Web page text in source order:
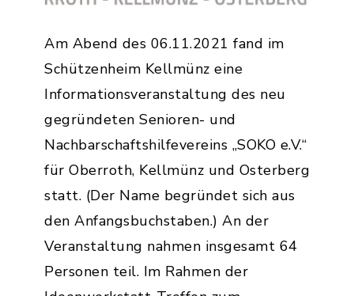
Am Abend des 06.11.2021 fand im
Schützenheim Kellmünz eine
Informationsveranstaltung des neu
gegründeten Senioren- und
Nachbarschaftshilfevereins „SOKO e.V.“
für Oberroth, Kellmünz und Osterberg
statt. (Der Name begründet sich aus
den Anfangsbuchstaben.) An der
Veranstaltung nahmen insgesamt 64
Personen teil. Im Rahmen der